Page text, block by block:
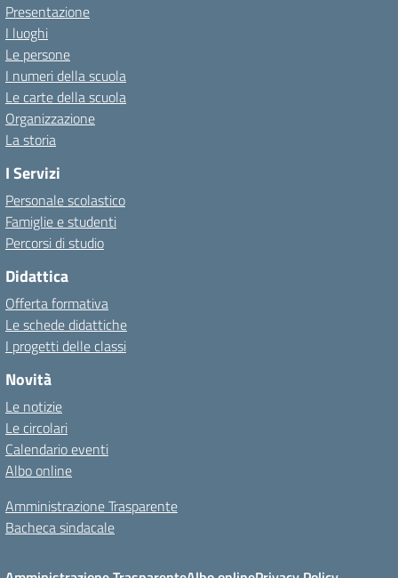
Presentazione
I luoghi
Le persone
I numeri della scuola
Le carte della scuola
Organizzazione
La storia
I Servizi
Personale scolastico
Famiglie e studenti
Percorsi di studio
Didattica
Offerta formativa
Le schede didattiche
I progetti delle classi
Novità
Le notizie
Le circolari
Calendario eventi
Albo online
Amministrazione Trasparente
Bacheca sindacale